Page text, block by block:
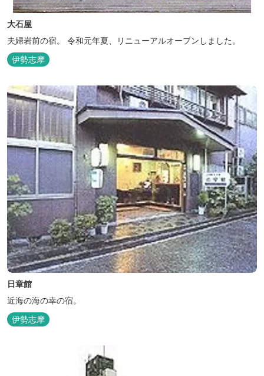
大石屋
夫婦岩前の宿。 令和元年夏、リニューアルオープンしました。
伊勢志摩
日章館
近海の海の幸の宿。
伊勢志摩